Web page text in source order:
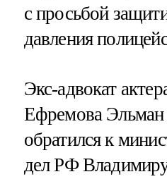
с просьбой
давления
Экс-адвокат
Ефремова
обратился к
дел РФ